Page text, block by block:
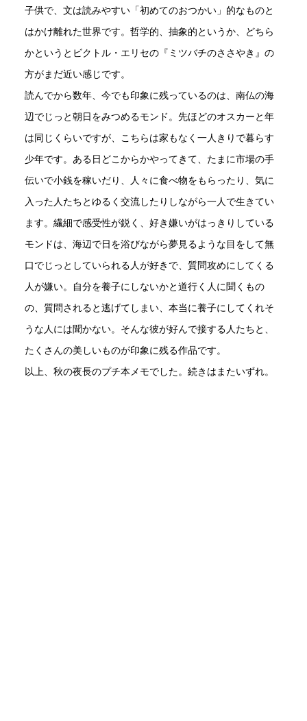
子供で、文は読みやすい「初めてのおつかい」的なものと
はかけ離れた世界です。哲学的、抽象的というか、どちら
かというとビクトル・エリセの『ミツバチのささやき』の
方がまだ近い感じです。
読んでから数年、今でも印象に残っているのは、南仏の海
辺でじっと朝日をみつめるモンド。先ほどのオスカーと年
は同じくらいですが、こちらは家もなく一人きりで暮らす
少年です。ある日どこからかやってきて、たまに市場の手
伝いで小銭を稼いだり、人々に食べ物をもらったり、気に
入った人たちとゆるく交流したりしながら一人で生きてい
ます。繊細で感受性が鋭く、好き嫌いがはっきりしている
モンドは、海辺で日を浴びながら夢見るような目をして無
口でじっとしていられる人が好きで、質問攻めにしてくる
人が嫌い。自分を養子にしないかと道行く人に聞くもの
の、質問されると逃げてしまい、本当に養子にしてくれそ
うな人には聞かない。そんな彼が好んで接する人たちと、
たくさんの美しいものが印象に残る作品です。
以上、秋の夜長のプチ本メモでした。続きはまたいずれ。